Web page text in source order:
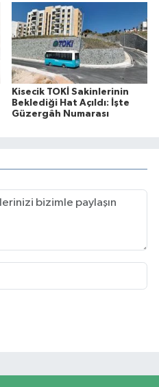
Kisecik TOKİ Sakinlerinin
Beklediği Hat Açıldı: İşte
Güzergâh Numarası